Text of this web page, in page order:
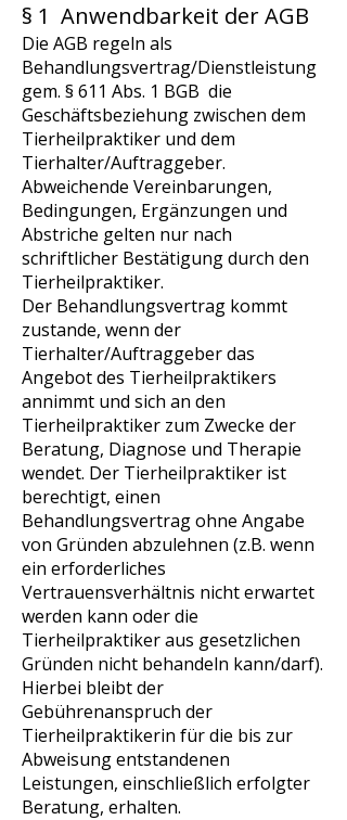
§ 1 Anwendbarkeit der AGB
Die AGB regeln als
Behandlungsvertrag/Dienstleistung
gem. § 611 Abs. 1 BGB die
Geschäftsbeziehung zwischen dem
Tierheilpraktiker und dem
Tierhalter/Auftraggeber.
Abweichende Vereinbarungen,
Bedingungen, Ergänzungen und
Abstriche gelten nur nach
schriftlicher Bestätigung durch den
Tierheilpraktiker.
Der Behandlungsvertrag kommt
zustande, wenn der
Tierhalter/Auftraggeber das
Angebot des Tierheilpraktikers
annimmt und sich an den
Tierheilpraktiker zum Zwecke der
Beratung, Diagnose und Therapie
wendet. Der Tierheilpraktiker ist
berechtigt, einen
Behandlungsvertrag ohne Angabe
von Gründen abzulehnen (z.B. wenn
ein erforderliches
Vertrauensverhältnis nicht erwartet
werden kann oder die
Tierheilpraktiker aus gesetzlichen
Gründen nicht behandeln kann/darf).
Hierbei bleibt der
Gebührenanspruch der
Tierheilpraktikerin für die bis zur
Abweisung entstandenen
Leistungen, einschließlich erfolgter
Beratung, erhalten.